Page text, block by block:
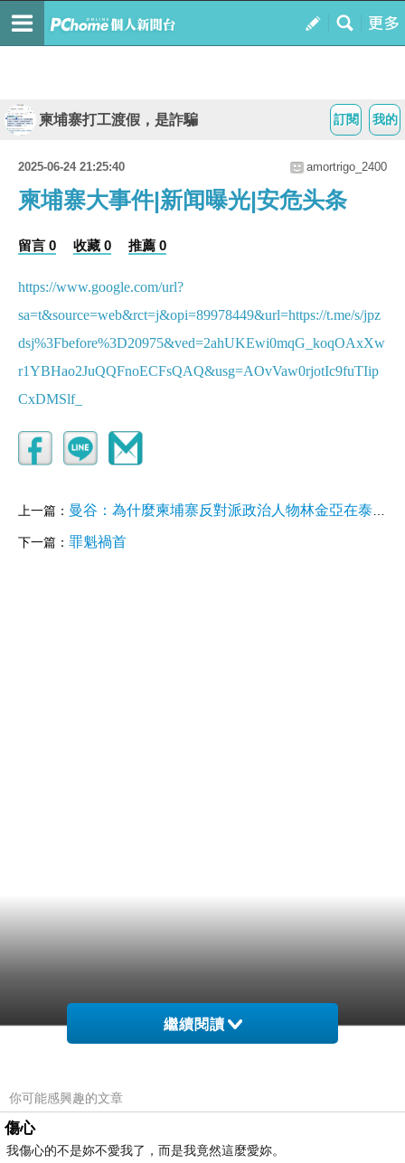
我的
訂閱
柬埔寨打工渡假，是詐騙
2025-06-24 21:25:40 amortrigo_2400
柬埔寨大事件|新闻曝光|安危头条
留言 0 收藏 0 推薦 0
https://www.google.com/url?
sa=t&source=web&rct=j&opi=89978449&url=https://t.me/s/jpz
dsj%3Fbefore%3D20975&ved=2ahUKEwi0mqG_koqOAxXw
r1YBHao2JuQQFnoECFsQAQ&usg=AOvVaw0rjotIc9fuTIip
CxDMSlf_
上一篇： 曼谷：為什麼柬埔寨反對派政治人物林金亞在泰國街頭被槍殺？
下一篇： 罪魁禍首
繼續閱讀
你可能感興趣的文章
傷心
我傷心的不是妳不愛我了，而是我竟然這麼愛妳。